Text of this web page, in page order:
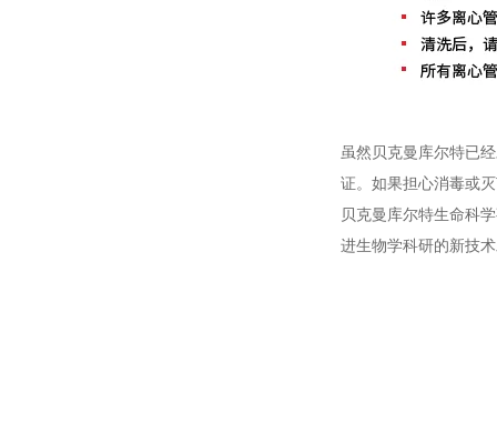
虽然贝克曼库尔特已
证。如果担心消毒或
贝克曼库尔特生命科
进生物学科研的新技